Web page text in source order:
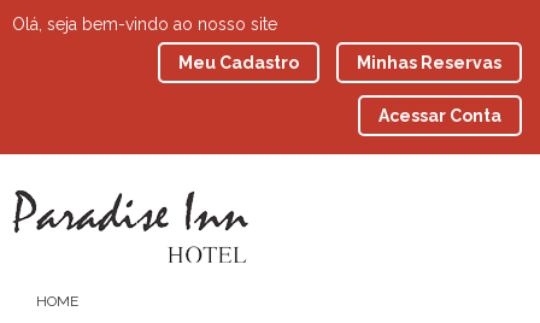
Olá, seja bem-vindo ao nosso site
Meu Cadastro
Minhas Reservas
Acessar Conta
HOME